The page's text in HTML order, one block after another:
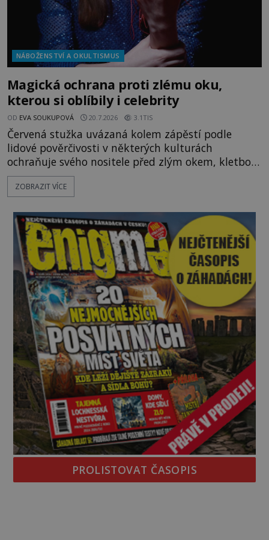
NÁBOŽENSTVÍ A OKULTISMUS
Magická ochrana proti zlému oku,
kterou si oblíbily i celebrity
OD EVA SOUKUPOVÁ 20.7.2026 3.1TIS
Červená stužka uvázaná kolem zápěstí podle
lidové pověrčivosti v některých kulturách
ochraňuje svého nositele před zlým okem, kletbou,
která může přivodit neštěstí či nemoc. S tímto
nenápadným symbolem magické ochrany lze
nebo Leonarda DiCapria. Na Blízkém východě a v
židovských komunitách po celém světě, je
ZOBRAZIT VÍCE
PROLISTOVAT ČASOPIS